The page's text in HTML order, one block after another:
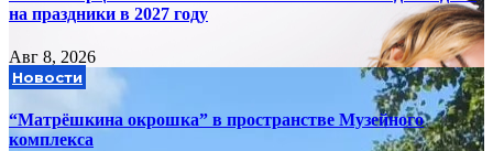
на праздники в 2027 году
Авг 8, 2026
Новости
“Матрёшкина окрошка” в пространстве Музейного
комплекса